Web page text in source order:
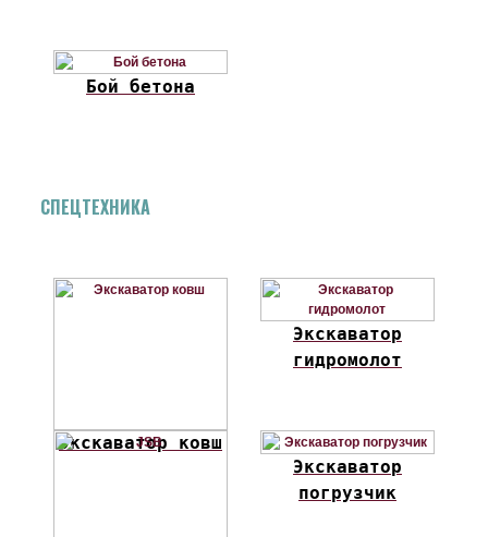
Бой бетона
СПЕЦТЕХНИКА
Экскаватор ковш
Экскаватор
гидромолот
Экскаватор
погрузчик